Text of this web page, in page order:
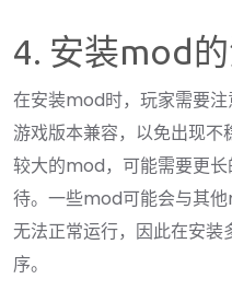
4. 安装mod
在安装mod时，玩家需要
游戏版本兼容，以免出现
较大的mod，可能需要更
待。一些mod可能会与其
无法正常运行，因此在安
序。